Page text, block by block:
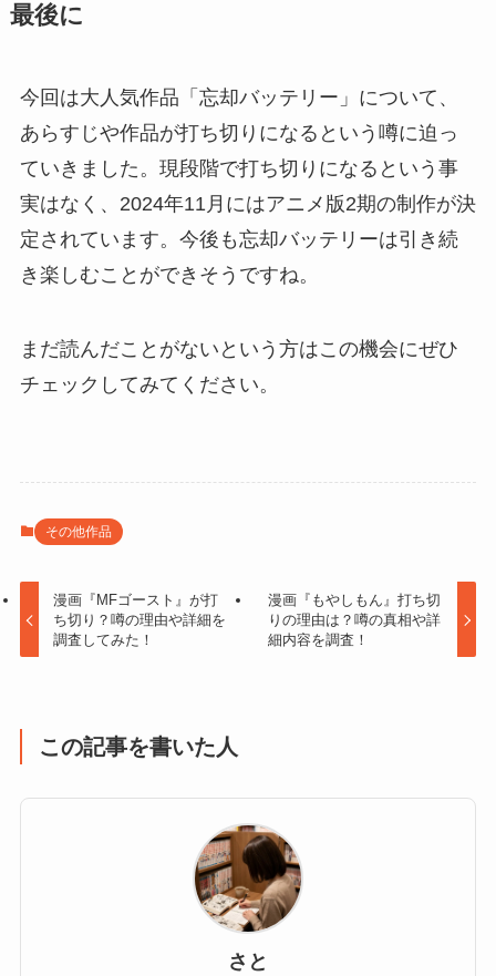
最後に
今回は大人気作品「忘却バッテリー」について、
あらすじや作品が打ち切りになるという噂に迫っ
ていきました。現段階で打ち切りになるという事
実はなく、2024年11月にはアニメ版2期の制作が決
定されています。今後も忘却バッテリーは引き続
き楽しむことができそうですね。
まだ読んだことがないという方はこの機会にぜひ
チェックしてみてください。
その他作品
漫画『MFゴースト』が打
ち切り？噂の理由や詳細を
調査してみた！
漫画『もやしもん』打ち切
りの理由は？噂の真相や詳
細内容を調査！
この記事を書いた人
さと